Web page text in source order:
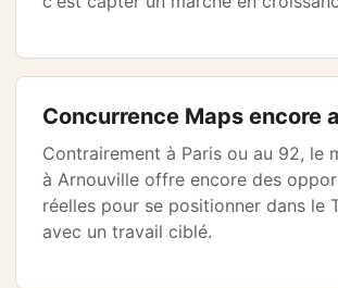
Concurrence Maps encore
Contrairement à Paris ou au 92, le
à Arnouville offre encore des
réelles pour se positionner dans le
avec un travail ciblé.